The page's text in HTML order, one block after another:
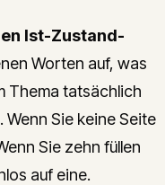
Ist-Zustand-
Worten auf, was
Thema tatsächlich
Sie keine Seite
Sie zehn füllen
auf eine.